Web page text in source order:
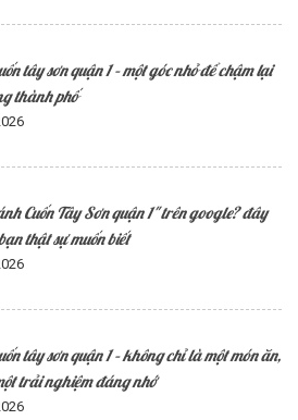
tây sơn quận 1 – một góc nhỏ để chậm lại
thành phố
Cuốn Tây Sơn quận 1" trên google? đây
thật sự muốn biết
tây sơn quận 1 – không chỉ là một món ăn,
trải nghiệm đáng nhớ